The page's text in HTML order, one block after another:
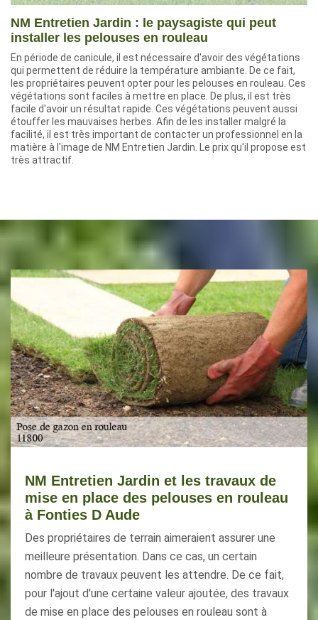
NM Entretien Jardin : le paysagiste qui peut
installer les pelouses en rouleau
En période de canicule, il est nécessaire d'avoir des végétations
qui permettent de réduire la température ambiante. De ce fait,
les propriétaires peuvent opter pour les pelouses en rouleau. Ces
végétations sont faciles à mettre en place. De plus, il est très
facile d'avoir un résultat rapide. Ces végétations peuvent aussi
étouffer les mauvaises herbes. Afin de les installer malgré la
facilité, il est très important de contacter un professionnel en la
matière à l'image de NM Entretien Jardin. Le prix qu'il propose est
très attractif.
NM Entretien Jardin et les travaux de
mise en place des pelouses en rouleau
à Fonties D Aude
Des propriétaires de terrain aimeraient assurer une
meilleure présentation. Dans ce cas, un certain
nombre de travaux peuvent les attendre. De ce fait,
pour l'ajout d'une certaine valeur ajoutée, des travaux
de mise en place des pelouses en rouleau sont à